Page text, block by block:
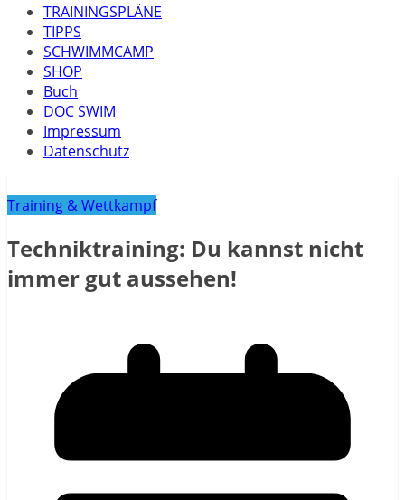
TRAININGSPLÄNE
TIPPS
SCHWIMMCAMP
SHOP
Buch
DOC SWIM
Impressum
Datenschutz
Training & Wettkampf
Techniktraining: Du kannst nicht
immer gut aussehen!